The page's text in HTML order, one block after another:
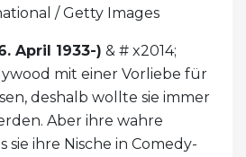
/ Getty Images
April 1933-) & # x2014;
mit einer Vorliebe für
deshalb wollte sie immer
Aber ihre wahre
sie ihre Nische in Comedy-